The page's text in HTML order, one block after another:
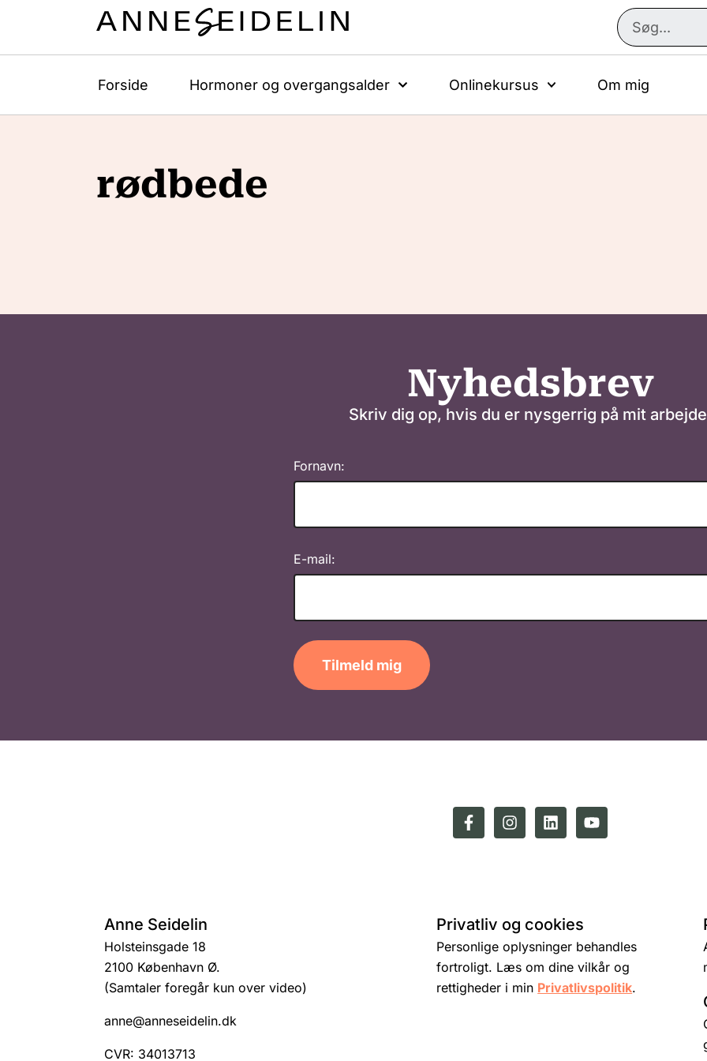
Forside Hormoner og overgangsalder Onlinekursus Om mig
rødbede
Nyhedsbrev
Skriv dig op, hvis du er nysgerrig på mit
Fornavn:
E-mail:
Tilmeld mig
Anne Seidelin
Holsteinsgade 18
2100 København Ø.
(Samtaler foregår kun over video)
anne@anneseidelin.dk
CVR: 34013713
Privatliv og cookies
Personlige oplysninger behandles
fortroligt. Læs om dine vilkår og
rettigheder i min Privatlivspolitik.